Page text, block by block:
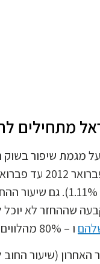
מתחילים
מגמת שיפור
ו – 80% מהלווים הם רוכשי דירה ראשונה.